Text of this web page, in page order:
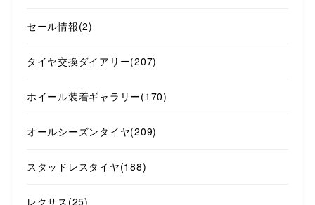
セール情報(2)
タイヤ交換ダイアリー(207)
ホイール装着ギャラリー(170)
オールシーズンタイヤ(209)
スタッドレスタイヤ(188)
レクサス (25)